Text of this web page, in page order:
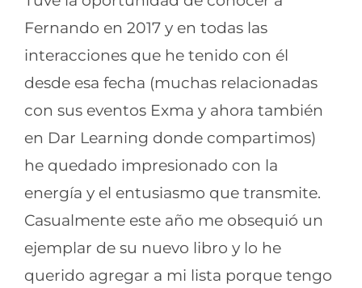
Fernando en 2017 y en todas las
interacciones que he tenido con él
desde esa fecha (muchas relacionadas
con sus eventos Exma y ahora también
en Dar Learning donde compartimos)
he quedado impresionado con la
energía y el entusiasmo que transmite.
Casualmente este año me obsequió un
ejemplar de su nuevo libro y lo he
querido agregar a mi lista porque tengo